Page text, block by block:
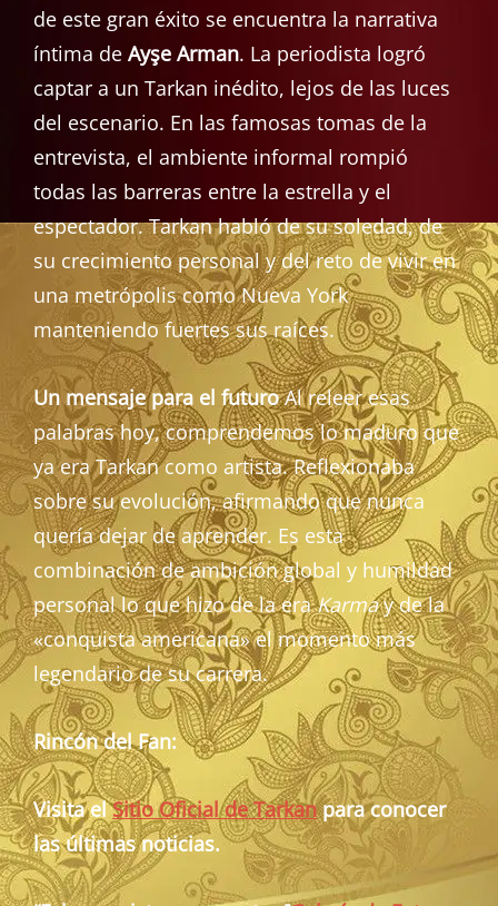
de este gran éxito se encuentra la narrativa
íntima de Ayşe Arman. La periodista logró
captar a un Tarkan inédito, lejos de las luces
del escenario. En las famosas tomas de la
entrevista, el ambiente informal rompió
todas las barreras entre la estrella y el
espectador. Tarkan habló de su soledad, de
su crecimiento personal y del reto de vivir en
una metrópolis como Nueva York
manteniendo fuertes sus raíces.
Un mensaje para el futuroAl releer esas
palabras hoy, comprendemos lo maduro que
ya era Tarkan como artista. Reflexionaba
sobre su evolución, afirmando que nunca
quería dejar de aprender. Es esta
combinación de ambición global y humildad
personal lo que hizo de la eraKarmay de la
«conquista americana» el momento más
legendario de su carrera.
Rincón del Fan:
Visita elSitio Oficial de Tarkanpara conocer
las últimas noticias.